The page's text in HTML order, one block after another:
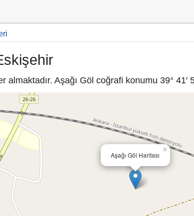
almaktadır. Aşağı Göl coğrafi konumu 39° 41′
Aşağı Göl Haritası
×